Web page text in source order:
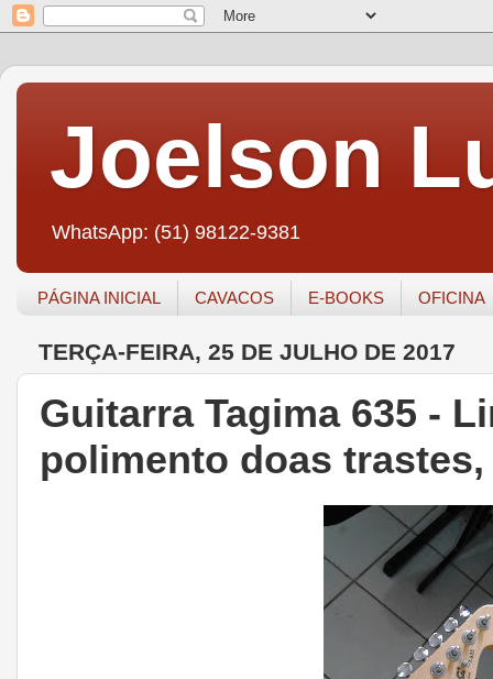
Joelson
WhatsApp: (51) 98122-9381
PÁGINA INICIAL CAVACOS E-BOOKS OFICINA
TERÇA-FEIRA, 25 DE JULHO DE 2017
Guitarra Tagima 635 -
polimento doas